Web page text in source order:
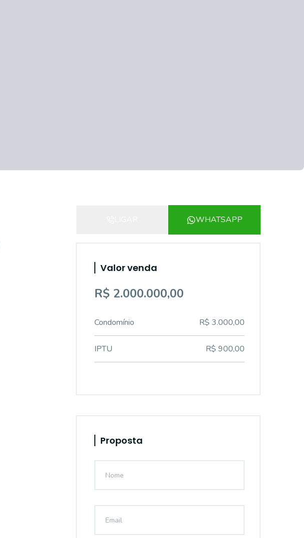
WHATSAPP
Valor venda
R$ 2.000.000,00
Condomínio R$ 3.000,00
IPTU R$ 900,00
Proposta